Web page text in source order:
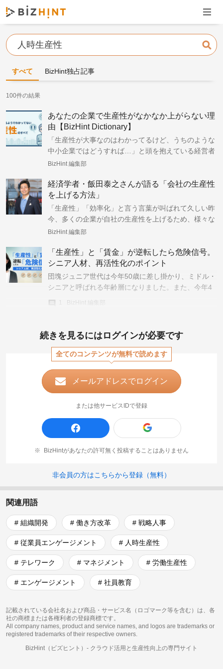
ナビ
検索
すべて BizHint独占記事
100件の結果
あなたの企業で生産性がなかなか上がらない理
由【BizHint Dictionary】
「生産性が大事なのはわかってるけど、うちのような
中小企業ではどうすれば…」と頭を抱えている経営者
の皆さん！
BizHint 編集部
経済学者・飯田泰之さんが語る「会社の生産性
を上げる方法」
「生産性」「効率化」と言う言葉が叫ばれて久しい昨
今、多くの企業が自社の生産性を上げるため、様々な
施策を行っています。
BizHint 編集部
「生産性」と「賃金」が逆転したら危険信号。
シニア人材、再活性化のポイント
団塊ジュニア世代は今年50歳に差し掛かり、ミドル・
シニアと呼ばれる年齢層になりました。また、今年4
月に施行された改正高年齢者雇用安定法により、70歳
BizHint 編集部
続きを見るにはログインが必要です
全てのコンテンツが無料で読めます
メールアドレスでログイン
または他サービスIDで登録
BizHintがあなたの許可無く投稿することはありません
非会員の方はこちらから登録（無料）
関連用語
# 組織開発 # 働き方改革 # 戦略人事
# 従業員エンゲージメント # 人時生産性
# テレワーク # マネジメント # 労働生産性
# エンゲージメント # 社員教育
記載されている会社名および商品・サービス名（ロゴマーク等を含む）は、各
社の商標または各権利者の登録商標です。
All company names, product and service names, and logos are trademarks or
registered trademarks of their respective owners.
BizHint（ビズヒント）- クラウド活用と生産性向上の専門サイト